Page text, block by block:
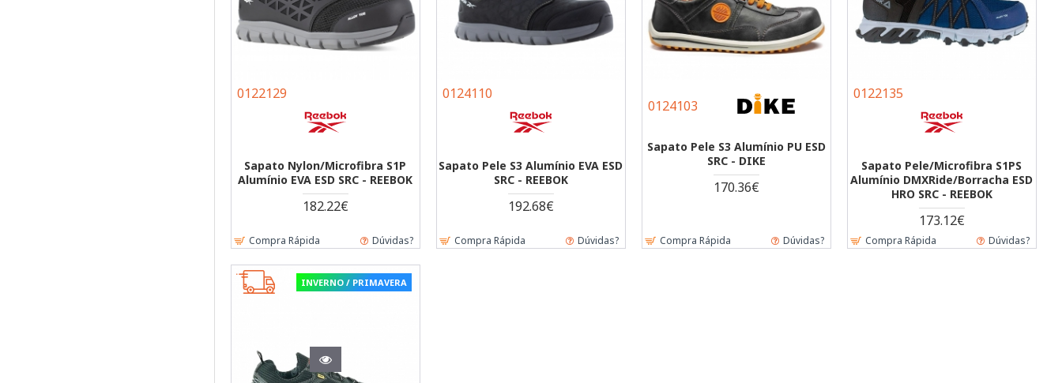
0122129
Sapato Nylon/Microfibra S1P
Alumínio EVA ESD SRC - REEBOK
182.22€
Compra Rápida Dúvidas?
0124110
Sapato Pele S3 Alumínio EVA ESD
SRC - REEBOK
192.68€
Compra Rápida Dúvidas?
0124103
Sapato Pele S3 Alumínio PU ESD
SRC - DIKE
170.36€
Compra Rápida Dúvidas?
0122135
Sapato Pele/Microfibra S1PS
Alumínio DMXRide/Borracha ESD
HRO SRC - REEBOK
173.12€
Compra Rápida Dúvidas?
INVERNO / PRIMAVERA